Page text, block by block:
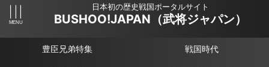
日本初の歴史戦国ポータルサイト
BUSHOO!JAPAN（武将ジャパン）
豊臣兄弟特集 戦国時代